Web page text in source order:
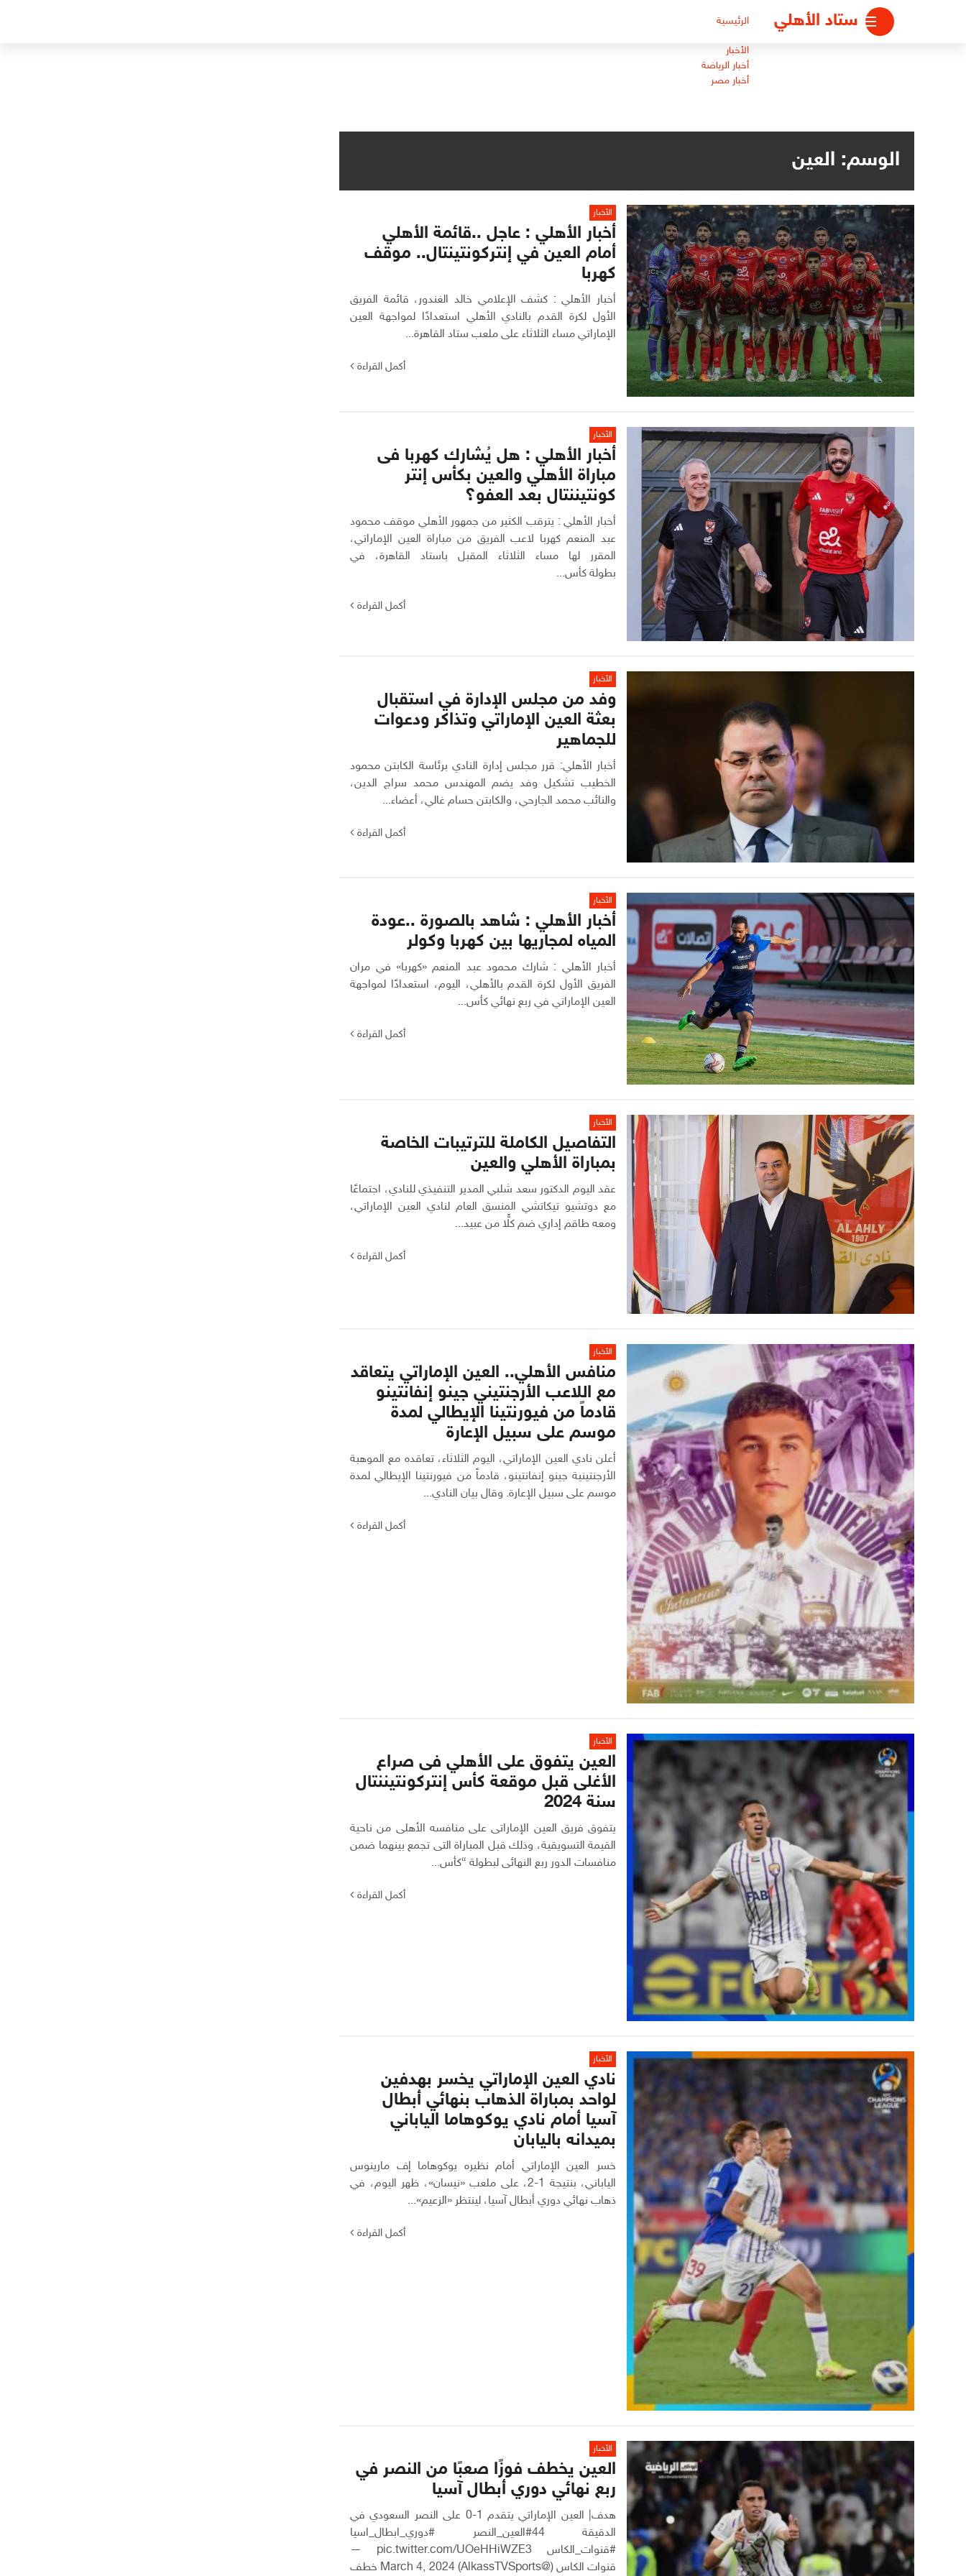
ستاد الأهلي الرئيسية
الأخبار
أخبار الرياضة
أخبار مصر
الوسم: العين
الأخبار
أخبار الأهلي : عاجل ..قائمة الأهلي
أمام العين في إنتركونتينتال.. موقف
كهربا
أخبار الأهلي : كشف الإعلامي خالد الغندور، قائمة الفريق
الأول لكرة القدم بالنادي الأهلي استعدادًا لمواجهة العين
الإماراتي مساء الثلاثاء على ملعب ستاد القاهرة...
أكمل القراءة
الأخبار
أخبار الأهلي : هل يُشارك كهربا فى
مباراة الأهلي والعين بكأس إنتر
كونتيننتال بعد العفو؟
أخبار الأهلي : يترقب الكثير من جمهور الأهلي موقف محمود
عبد المنعم كهربا لاعب الفريق من مباراة العين الإماراتي،
المقرر لها مساء الثلاثاء المقبل باستاد القاهرة، في
بطولة كأس...
أكمل القراءة
الأخبار
وفد من مجلس الإدارة في استقبال
بعثة العين الإماراتي وتذاكر ودعوات
للجماهير
أخبار الأهلي: قرر مجلس إدارة النادي برئاسة الكابتن محمود
الخطيب تشكيل وفد يضم المهندس محمد سراج الدين،
والنائب محمد الجارحي، والكابتن حسام غالي، أعضاء...
أكمل القراءة
الأخبار
أخبار الأهلي : شاهد بالصورة ..عودة
المياه لمجاريها بين كهربا وكولر
أخبار الأهلي : شارك محمود عبد المنعم «كهربا» في مران
الفريق الأول لكرة القدم بالأهلي، اليوم، استعدادًا لمواجهة
العين الإماراتي في ربع نهائي كأس...
أكمل القراءة
الأخبار
التفاصيل الكاملة للترتيبات الخاصة
بمباراة الأهلي والعين
عقد اليوم الدكتور سعد شلبي المدير التنفيذي للنادي، اجتماعًا
مع دوتشيو تيكاتشي المنسق العام لنادي العين الإماراتي،
ومعه طاقم إداري ضم كلًّا من عبيد...
أكمل القراءة
الأخبار
منافس الأهلي.. العين الإماراتي يتعاقد
مع اللاعب الأرجنتيني جينو إنفانتينو
قادماً من فيورنتينا الإيطالي لمدة
موسم على سبيل الإعارة
أعلن نادي العين الإماراتي، اليوم الثلاثاء، تعاقده مع الموهبة
الأرجنتينية جينو إنفانتينو، قادماً من فيورنتينا الإيطالي لمدة
موسم على سبيل الإعارة. وقال بيان النادي...
أكمل القراءة
الأخبار
العين يتفوق على الأهلي فى صراع
الأغلى قبل موقعة كأس إنتركونتيننتال
سنة 2024
يتفوق فريق العين الإماراتى على منافسه الأهلى من ناحية
القيمة التسويقية، وذلك قبل المباراة التى تجمع بينهما ضمن
منافسات الدور ربع النهائى لبطولة “كأس...
أكمل القراءة
الأخبار
نادي العين الإماراتي يخسر بهدفين
لواحد بمباراة الذهاب بنهائي أبطال
آسيا أمام نادي يوكوهاما الياباني
بميدانه باليابان
خسر العين الإماراتي أمام نظيره يوكوهاما إف مارينوس
الياباني، بنتيجة 1-2، على ملعب «نيسان»، ظهر اليوم، في
ذهاب نهائي دوري أبطال آسيا، لينتظر «الزعيم»...
أكمل القراءة
الأخبار
العين يخطف فوزًا صعبًا من النصر في
ربع نهائي دوري أبطال آسيا
هدف| العين الإماراتي يتقدم 1-0 على النصر السعودي في
الدقيقة 44#العين_النصر #دوري_ابطال_اسيا
#قنوات_الكاس pic.twitter.com/UOeHHiWZE3 —
قنوات الكاس (@AlkassTVSports) March 4, 2024 خطف